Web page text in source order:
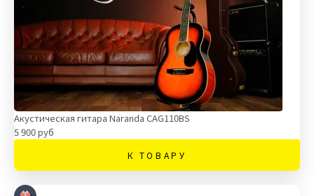
Акустическая гитара Naranda CAG110BS
5 900 руб
К ТОВАРУ